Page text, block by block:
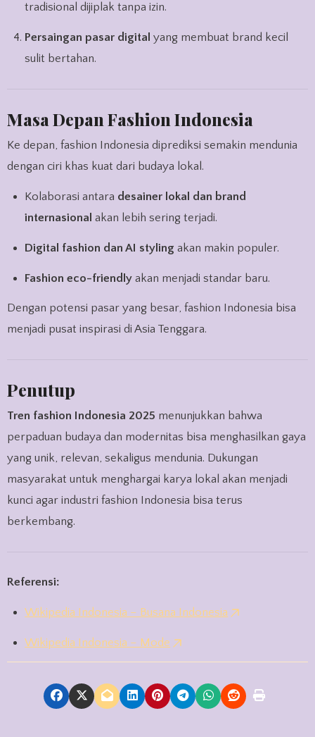
tradisional dijiplak tanpa izin.
Persaingan pasar digital yang membuat brand kecil
sulit bertahan.
Masa Depan Fashion Indonesia
Ke depan, fashion Indonesia diprediksi semakin mendunia
dengan ciri khas kuat dari budaya lokal.
Kolaborasi antara desainer lokal dan brand
internasional akan lebih sering terjadi.
Digital fashion dan AI styling akan makin populer.
Fashion eco-friendly akan menjadi standar baru.
Dengan potensi pasar yang besar, fashion Indonesia bisa
menjadi pusat inspirasi di Asia Tenggara.
Penutup
Tren fashion Indonesia 2025 menunjukkan bahwa
perpaduan budaya dan modernitas bisa menghasilkan gaya
yang unik, relevan, sekaligus mendunia. Dukungan
masyarakat untuk menghargai karya lokal akan menjadi
kunci agar industri fashion Indonesia bisa terus
berkembang.
Referensi:
Wikipedia Indonesia – Busana Indonesia
Wikipedia Indonesia – Mode